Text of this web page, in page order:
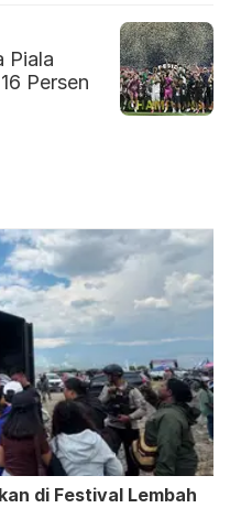
Piala
Persen
di Festival Lembah